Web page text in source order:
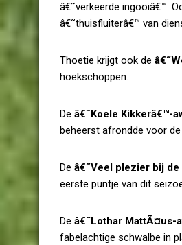
â€˜verkeerde ingooiâ€™.
â€˜thuisfluiterâ€™ van
Thoetie krijgt ook de
hoekschoppen.
De â€˜Koele Kikkerâ€™-
beheerst afrondde voor
De â€˜Veel plezier bij
eerste puntje van dit
De â€˜Lothar MattÃ¤us-
fabelachtige schwalbe in